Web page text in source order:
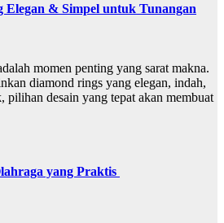
Elegan & Simpel untuk Tunangan
momen penting yang sarat makna.
diamond rings yang elegan, indah,
pilihan desain yang tepat akan membuat
yang Praktis